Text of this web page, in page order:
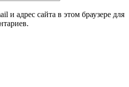
и адрес сайта в этом браузере для